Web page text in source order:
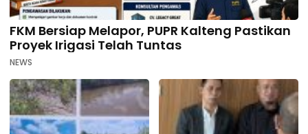
FKM Bersiap Melapor, PUPR Kalteng Pastikan
Proyek Irigasi Telah Tuntas
NEWS